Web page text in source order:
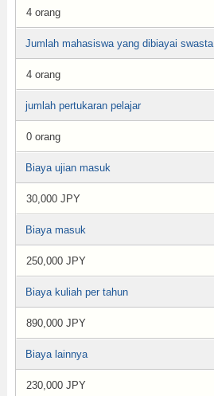
4 orang
Jumlah mahasiswa yang dibiayai swasta
4 orang
jumlah pertukaran pelajar
0 orang
Biaya ujian masuk
30,000 JPY
Biaya masuk
250,000 JPY
Biaya kuliah per tahun
890,000 JPY
Biaya lainnya
230,000 JPY